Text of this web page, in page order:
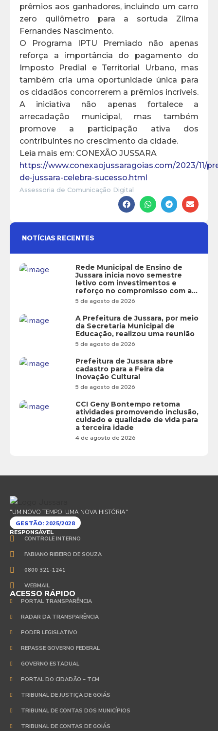
prêmios aos ganhadores, incluindo um carro
zero quilômetro para a sortuda Zilma
Fernandes Nascimento.
O Programa IPTU Premiado não apenas
reforça a importância do pagamento do
Imposto Predial e Territorial Urbano, mas
também cria uma oportunidade única para
os cidadãos concorrerem a prêmios incríveis.
A iniciativa não apenas fortalece a
arrecadação municipal, mas também
promove a participação ativa dos
contribuintes no crescimento da cidade.
Leia mais em: CONEXÃO JUSSARA
https://www.conexaojussaragoias.com/2023/11/
de-jussara-celebra-sucesso.html
Assessoria de Comunicação Digital
NOTÍCIAS RECENTES
Rede Municipal de Ensino de
Jussara inicia novo semestre
letivo com investimentos e
reforço no compromisso com a
educação
5 de agosto de 2026
A Prefeitura de Jussara, por meio
da Secretaria Municipal de
Educação, realizou uma reunião
5 de agosto de 2026
Prefeitura de Jussara abre
cadastro para a Feira da
Inovação Cultural
5 de agosto de 2026
CCI Geny Bontempo retoma
atividades promovendo inclusão,
cuidado e qualidade de vida para
a terceira idade
4 de agosto de 2026
"UM NOVO TEMPO, UMA NOVA HISTÓRIA"
GESTÃO:2025/2028
RESPONSÁVEL
CONTROLE INTERNO
FABIANO RIBEIRO DE SOUZA
0800 321-1241
WEBMAIL
ACESSO RÁPIDO
PORTAL TRANSPARÊNCIA
RADAR DA TRANSPARÊNCIA
PODER LEGISLATIVO
REPASSE GOVERNO FEDERAL
GOVERNO ESTADUAL
PORTAL DO CIDADÃO – TCM
TRIBUNAL DE JUSTIÇA DE GOIÁS
TRIBUNAL DE CONTAS DOS MUNICÍPIOS
TRIBUNAL DE CONTAS DE GOIÁS